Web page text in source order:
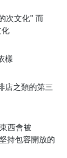
次文化" 而
樣
店之類的第三
西會被
持包容開放的